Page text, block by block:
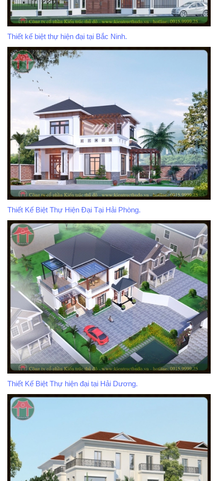
Thiết kế biệt thự hiện đại tại Bắc Ninh.
Thiết Kế Biệt Thự Hiện Đại Tại Hải Phòng.
Thiết Kế Biệt Thự hiện đại tại Hải Dương.